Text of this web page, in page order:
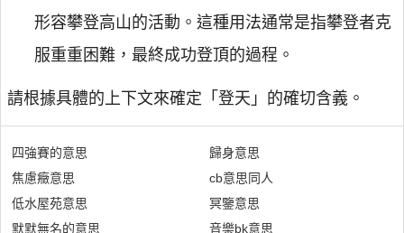
形容攀登高山的活動。這種用法通常是指攀登者克
服重重困難，最終成功登頂的過程。
請根據具體的上下文來確定「登天」的確切含義。
四強賽的意思
焦慮癥意思
低水屋苑意思
默默無名的意思
歸身意思
cb意思同人
冥鑒意思
音樂bk意思